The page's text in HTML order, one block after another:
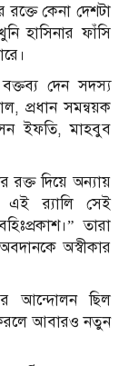
রক্তে কেনা দেশটা
হাসিনার ফাঁসি
দেন সদস্য
প্রধান সমন্বয়ক
ইফতি, মাহবুব
দিয়ে অন্যায়
এই র‍্যালি সেই
তারা
অস্বীকার
আন্দোলন ছিল
করলে আবারও নতুন